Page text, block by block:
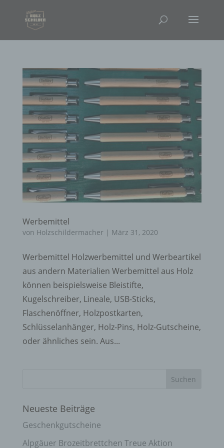
Werbemittel
von Holzschildermacher | März 31, 2020
Werbemittel Holzwerbemittel und Werbeartikel
aus andern Materialien Werbemittel aus Holz
können beispielsweise Bleistifte,
Kugelschreiber, Lineale, USB-Sticks,
Flaschenöffner, Holzpostkarten,
Schlüsselanhänger, Holz-Pins, Holz-Gutscheine,
oder ähnliches sein. Aus...
Neueste Beiträge
Geschenkgutscheine
Alpgäuer Brozeitbrettchen Treue Aktion